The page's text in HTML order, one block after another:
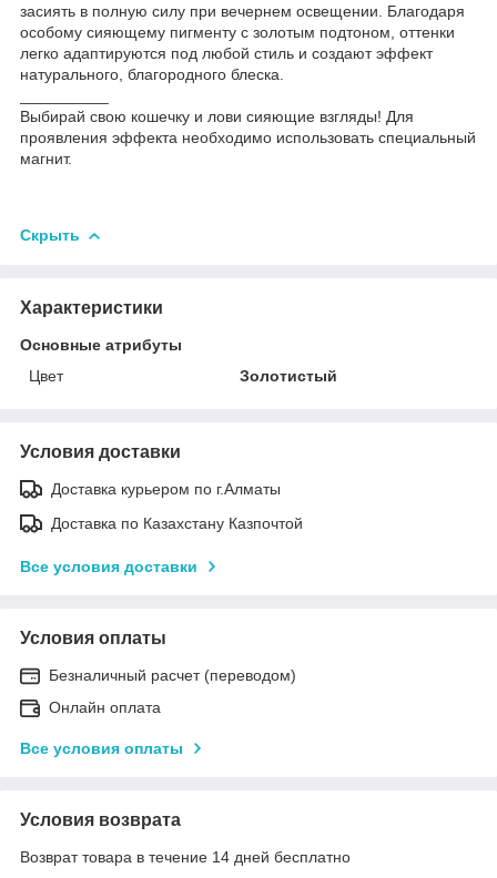
засиять в полную силу при вечернем освещении. Благодаря
особому сияющему пигменту с золотым подтоном, оттенки
легко адаптируются под любой стиль и создают эффект
натурального, благородного блеска.
Выбирай свою кошечку и лови сияющие взгляды! Для
проявления эффекта необходимо использовать специальный
магнит.
Скрыть
Характеристики
Основные атрибуты
Цвет
Золотистый
Условия доставки
Доставка курьером по г.Алматы
Доставка по Казахстану Казпочтой
Все условия доставки
Условия оплаты
Безналичный расчет (переводом)
Онлайн оплата
Все условия оплаты
Условия возврата
Возврат товара в течение 14 дней бесплатно